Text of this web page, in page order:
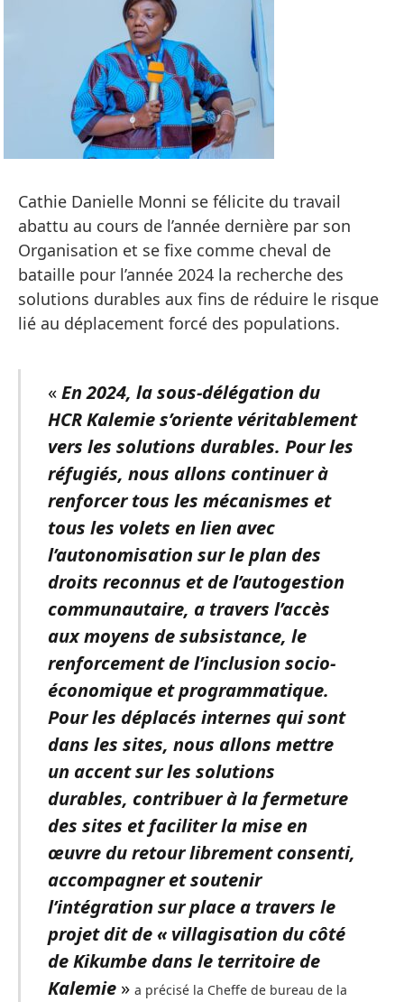
Cathie Danielle Monni se félicite du travail
abattu au cours de l’année dernière par son
Organisation et se fixe comme cheval de
bataille pour l’année 2024 la recherche des
solutions durables aux fins de réduire le risque
lié au déplacement forcé des populations.
«En 2024, la sous-délégation du
HCR Kalemie s’oriente véritablement
vers les solutions durables. Pour les
réfugiés, nous allons continuer à
renforcer tous les mécanismes et
tous les volets en lien avec
l’autonomisation sur le plan des
droits reconnus et de l’autogestion
communautaire, a travers l’accès
aux moyens de subsistance, le
renforcement de l’inclusion socio-
économique et programmatique.
Pour les déplacés internes qui sont
dans les sites, nous allons mettre
un accent sur les solutions
durables, contribuer à la fermeture
des sites et faciliter la mise en
œuvre du retour librement consenti,
accompagner et soutenir
l’intégration sur place a travers le
projet dit de « villagisation du côté
de Kikumbe dans le territoire de
Kalemie »a précisé la Cheffe de bureau de la